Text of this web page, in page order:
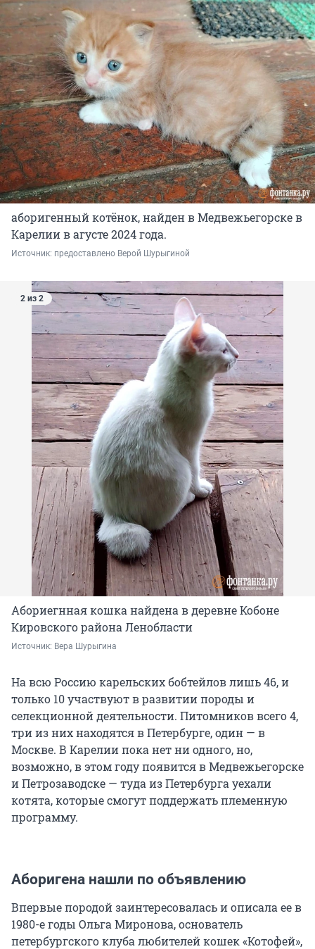
аборигенный котёнок, найден в Медвежьегорске в
Карелии в агусте 2024 года.
Источник: предоставлено Верой Шурыгиной
2 из 2
Абориегнная кошка найдена в деревне Кобоне
Кировского района Ленобласти
Источник: Вера Шурыгина
На всю Россию карельских бобтейлов лишь 46, и
только 10 участвуют в развитии породы и
селекционной деятельности. Питомников всего 4,
три из них находятся в Петербурге, один — в
Москве. В Карелии пока нет ни одного, но,
возможно, в этом году появится в Медвежьегорске
и Петрозаводске — туда из Петербурга уехали
котята, которые смогут поддержать племенную
программу.
Аборигена нашли по объявлению
Впервые породой заинтересовалась и описала ее в
1980-е годы Ольга Миронова, основатель
петербургского клуба любителей кошек «Котофей»,